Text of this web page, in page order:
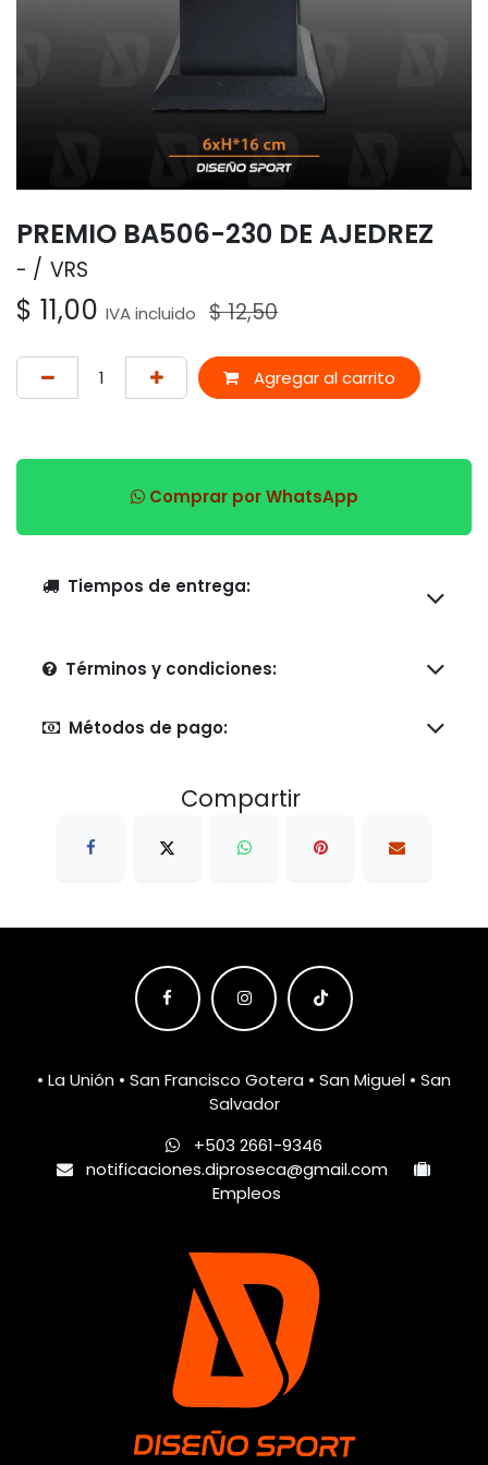
PREMIO BA506-230 DE AJEDREZ
- VRS
$ 11,00 IVA incluido $12,50
Agregar al carrito
Comprar por WhatsApp
Tiempos de entrega:
Términos y condiciones:
Métodos de pago:
Compartir
• La Unión • San Francisco Gotera • San Miguel • San
Salvador
+503 2661-9346
notificaciones.diproseca@gmail.com
Empleos